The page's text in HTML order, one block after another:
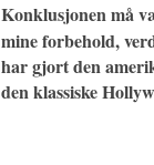
Konklusjonen må
mine forbehold,
har gjort den
den klassiske